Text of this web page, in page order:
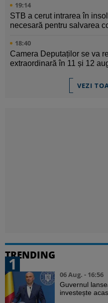
19:14
STB a cerut intrarea în
necesară pentru salvarea
18:40
Camera Deputaților se va
extraordinară în 11 și 12
VEZI
TRENDING
1
06 Aug. - 16:56
Guvernul
investește